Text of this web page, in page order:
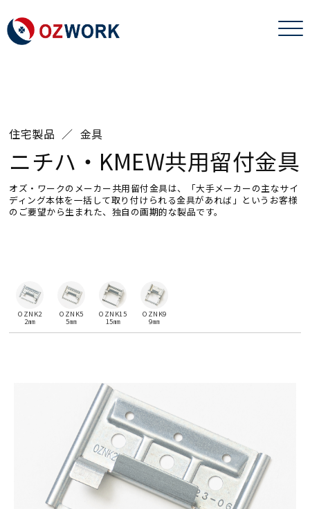
住宅製品 金具
ニチハ・KMEW共用留付金具
オズ・ワークのメーカー共用留付金具は、「大手メーカーの主なサイ
ディング本体を一括して取り付けられる金具があれば」というお客様
のご要望から生まれた、独自の画期的な製品です。
OZNK2
2㎜
OZNK5
5㎜
OZNK15
15㎜
OZNK9
9㎜